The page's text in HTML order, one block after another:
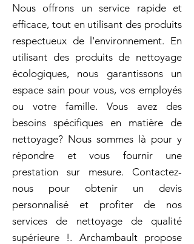
Nous offrons un service rapide et
efficace, tout en utilisant des produits
respectueux de l'environnement. En
utilisant des produits de nettoyage
écologiques, nous garantissons un
espace sain pour vous, vos employés
ou votre famille. Vous avez des
besoins spécifiques en matière de
nettoyage? Nous sommes là pour y
répondre et vous fournir une
prestation sur mesure. Contactez-
nous pour obtenir un devis
personnalisé et profiter de nos
services de nettoyage de qualité
supérieure !. Archambault propose